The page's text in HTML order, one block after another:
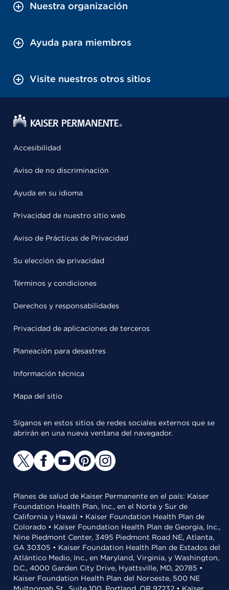
Nuestra organización
Ayuda para miembros
Visite nuestros otros sitios
Accesibilidad
Aviso de no discriminación
Ayuda en su idioma
Privacidad de nuestro sitio web
Aviso de Prácticas de Privacidad
Su elección de privacidad
Términos y condiciones
Derechos y responsabilidades
Privacidad de aplicaciones de terceros
Planeación para desastres
Información técnica
Mapa del sitio
Síganos en estos sitios de redes sociales externos que se
abrirán en una nueva ventana del navegador.
Planes de salud de Kaiser Permanente en el país: Kaiser
Foundation Health Plan, Inc., en el Norte y Sur de
California y Hawái • Kaiser Foundation Health Plan de
Colorado • Kaiser Foundation Health Plan de Georgia, Inc.,
Nine Piedmont Center, 3495 Piedmont Road NE, Atlanta,
GA 30305 • Kaiser Foundation Health Plan de Estados del
Atlántico Medio, Inc., en Maryland, Virginia, y Washington,
D.C., 4000 Garden City Drive, Hyattsville, MD, 20785 •
Kaiser Foundation Health Plan del Noroeste, 500 NE